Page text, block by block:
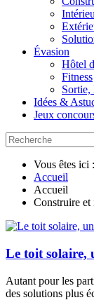
Évasion
Hôtel
Fitness
Sortie,
Idées &
Jeux
Vous êtes ici :
Accueil
Accueil
Construire et
Le toit solaire,
Autant pour les
des solutions plus